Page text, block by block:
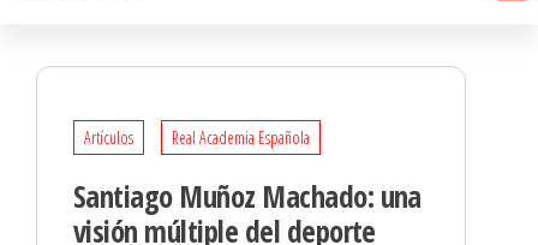
Artículos Real Academia Española
Santiago Muñoz Machado: una
visión múltiple del deporte